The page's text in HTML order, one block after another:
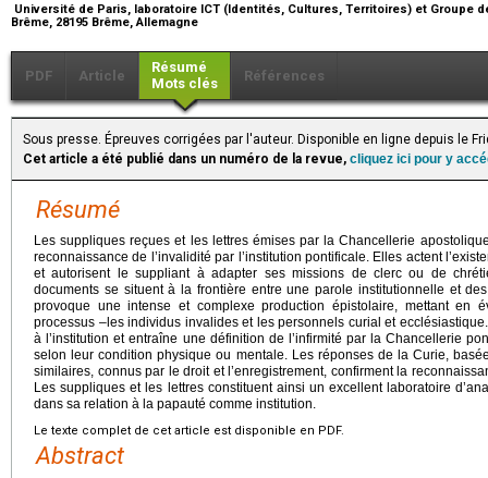
Université de Paris, laboratoire ICT (Identités, Cultures, Territoires) et Groupe
Brême, 28195 Brême, Allemagne
PDF Article
Résumé
Mots clés
Références
Sous presse. Épreuves corrigées par l'auteur. Disponible en ligne depuis le
Cet article a été publié dans un numéro de la revue, cliquez ici pour y
Résumé
Les suppliques reçues et les lettres émises par la Chancellerie
reconnaissance de l’invalidité par l’institution pontificale. Elles actent
et autorisent le suppliant à adapter ses missions de clerc ou de
documents se situent à la frontière entre une parole institutionnelle et
provoque une intense et complexe production épistolaire, mettant en
processus –les individus invalides et les personnels curial et
à l’institution et entraîne une définition de l’infirmité par la Chancellerie
selon leur condition physique ou mentale. Les réponses de la Curie,
similaires, connus par le droit et l’enregistrement, confirment la
Les suppliques et les lettres constituent ainsi un excellent laboratoire
dans sa relation à la papauté comme institution.
Le texte complet de cet article est disponible en PDF.
Abstract